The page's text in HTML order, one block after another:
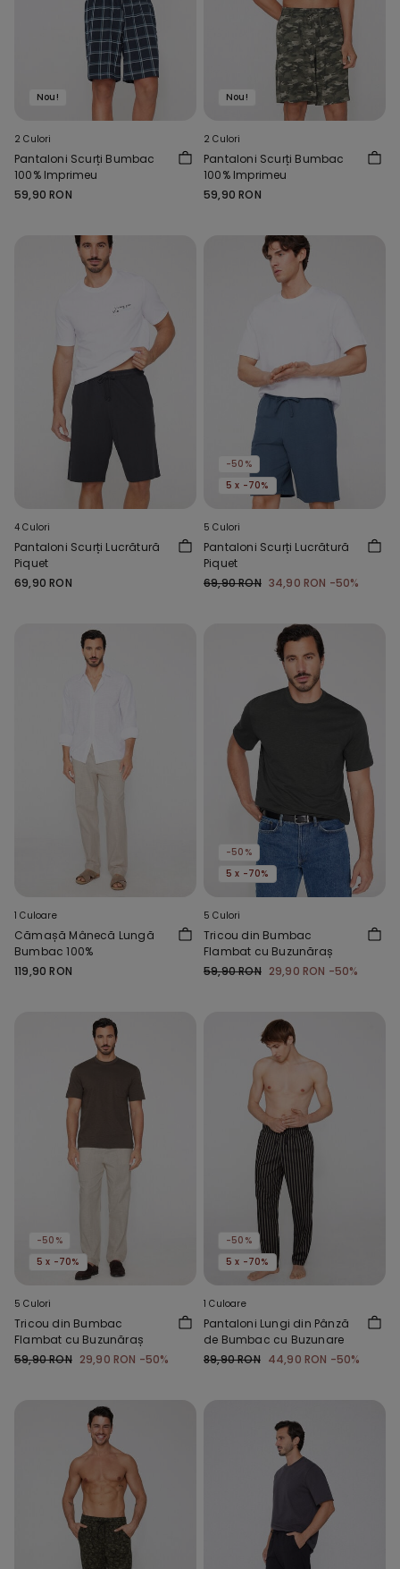
Nou!
2 Culori
Pantaloni Scurți Bumbac
100% Imprimeu
59,90 RON
Nou!
2 Culori
Pantaloni Scurți Bumbac
100% Imprimeu
59,90 RON
4 Culori
Pantaloni Scurți Lucrătură
Piquet
69,90 RON
-50%
5 x -70%
5 Culori
Pantaloni Scurți Lucrătură
Piquet
69,90 RON 34,90 RON -50%
1 Culoare
Cămașă Mânecă Lungă
Bumbac 100%
119,90 RON
-50%
5 x -70%
5 Culori
Tricou din Bumbac
Flambat cu Buzunăraș
59,90 RON 29,90 RON -50%
-50%
5 x -70%
5 Culori
Tricou din Bumbac
Flambat cu Buzunăraș
59,90 RON 29,90 RON -50%
-50%
5 x -70%
1 Culoare
Pantaloni Lungi din Pânză
de Bumbac cu Buzunare
89,90 RON 44,90 RON -50%